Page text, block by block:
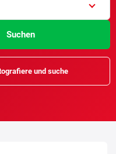
Suchen
und suche